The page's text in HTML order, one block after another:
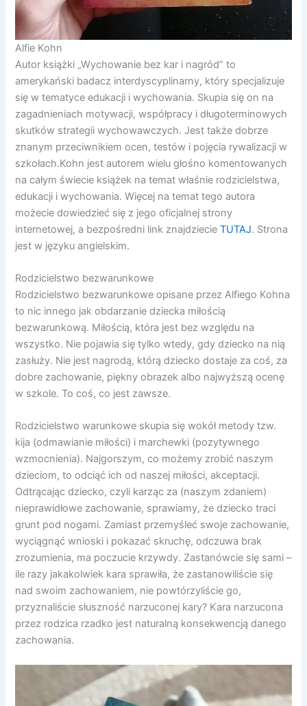
Alfie Kohn
Autor książki „Wychowanie bez kar i nagród” to
amerykański badacz interdyscyplinarny, który specjalizuje
się w tematyce edukacji i wychowania. Skupia się on na
zagadnieniach motywacji, współpracy i długoterminowych
skutków strategii wychowawczych. Jest także dobrze
znanym przeciwnikiem ocen, testów i pojęcia rywalizacji w
szkołach.Kohn jest autorem wielu głośno komentowanych
na całym świecie książek na temat właśnie rodzicielstwa,
edukacji i wychowania. Więcej na temat tego autora
możecie dowiedzieć się z jego oficjalnej strony
internetowej, a bezpośredni link znajdziecieTUTAJ. Strona
jest w języku angielskim.
Rodzicielstwo bezwarunkowe
Rodzicielstwo bezwarunkowe opisane przez Alfiego Kohna
to nic innego jak obdarzanie dziecka miłością
bezwarunkową. Miłością, która jest bez względu na
wszystko. Nie pojawia się tylko wtedy, gdy dziecko na nią
zasłuży. Nie jest nagrodą, którą dziecko dostaje za coś, za
dobre zachowanie, piękny obrazek albo najwyższą ocenę
w szkole. To coś, co jest zawsze.
Rodzicielstwo warunkowe skupia się wokół metody tzw.
kija (odmawianie miłości) i marchewki (pozytywnego
wzmocnienia). Najgorszym, co możemy zrobić naszym
dzieciom, to odciąć ich od naszej miłości, akceptacji.
Odtrącając dziecko, czyli karząc za (naszym zdaniem)
nieprawidłowe zachowanie, sprawiamy, że dziecko traci
grunt pod nogami. Zamiast przemyśleć swoje zachowanie,
wyciągnąć wnioski i pokazać skruchę, odczuwa brak
zrozumienia, ma poczucie krzywdy. Zastanówcie się sami –
ile razy jakakolwiek kara sprawiła, że zastanowiliście się
nad swoim zachowaniem, nie powtórzyliście go,
przyznaliście słuszność narzuconej kary? Kara narzucona
przez rodzica rzadko jest naturalną konsekwencją danego
zachowania.